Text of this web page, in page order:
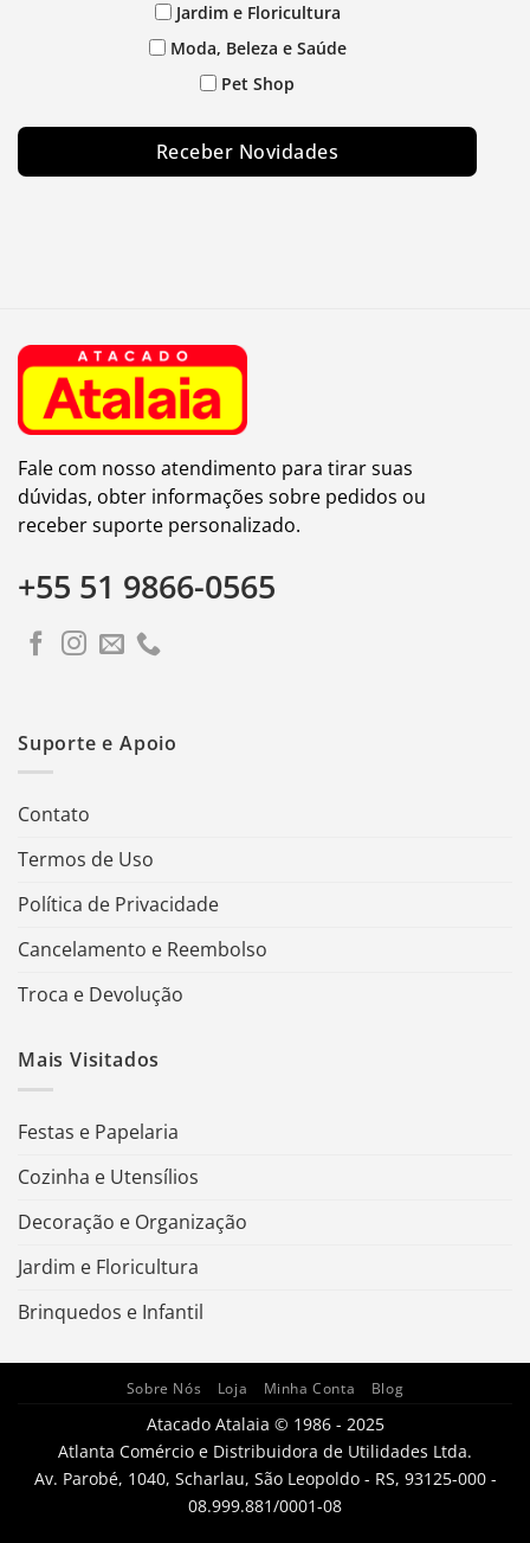
Jardim e Floricultura
Moda, Beleza e Saúde
Pet Shop
Receber Novidades
Fale com nosso atendimento para tirar suas
dúvidas, obter informações sobre pedidos ou
receber suporte personalizado.
+55 51 9866-0565
Suporte e Apoio
Contato
Termos de Uso
Política de Privacidade
Cancelamento e Reembolso
Troca e Devolução
Mais Visitados
Festas e Papelaria
Cozinha e Utensílios
Decoração e Organização
Jardim e Floricultura
Brinquedos e Infantil
Sobre Nós Loja Minha Conta Blog
Atacado Atalaia © 1986 - 2025
Atlanta Comércio e Distribuidora de Utilidades Ltda.
Av. Parobé, 1040, Scharlau, São Leopoldo - RS, 93125-000 -
08.999.881/0001-08